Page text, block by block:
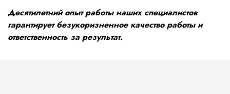
Десятилетний опыт работы наших специалистов
гарантирует безукоризненное качество работы и
ответственность за результат.